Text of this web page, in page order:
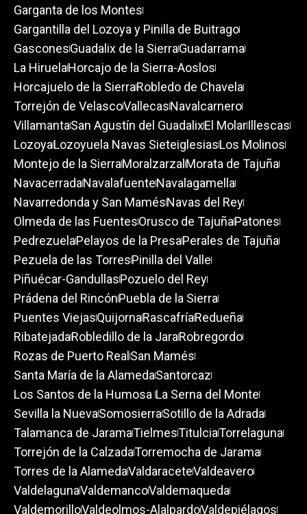
Garganta de los Montes
Gargantilla del Lozoya y Pinilla de Buitrago
GasconesGuadalix de la SierraGuadarrama
La HiruelaHorcajo de la Sierra-Aoslos
Horcajuelo de la SierraRobledo de Chavela
Torrejón de VelascoVallecasNavalcarnero
VillamantaSan Agustín del GuadalixEl MolarIllescas
LozoyaLozoyuela Navas SieteiglesiasLos Molinos
Montejo de la SierraMoralzarzal Morata de Tajuña
NavacerradaNavalafuenteNavalagamella
Navarredonda y San MamésNavas del Rey
Olmeda de las FuentesOrusco de TajuñaPatones
PedrezuelaPelayos de la PresaPerales de Tajuña
Pezuela de las TorresPinilla del Valle
Piñuécar-GandullasPozuelo del Rey
Prádena del RincónPuebla de la Sierra
Puentes ViejasQuijornaRascafríaRedueña
RibatejadaRobledillo de la JaraRobregordo
Rozas de Puerto Real San Mamés
Santa María de la AlamedaSantorcaz
Los Santos de la Humosa La Serna del Monte
Sevilla la NuevaSomosierraSotillo de la Adrada
Talamanca de JaramaTielmesTitulciaTorrelaguna
Torrejón de la CalzadaTorremocha de Jarama
Torres de la AlamedaValdaraceteValdeavero
ValdelagunaValdemancoValdemaqueda
ValdemorilloValdeolmos-AlalpardoValdepiélagos